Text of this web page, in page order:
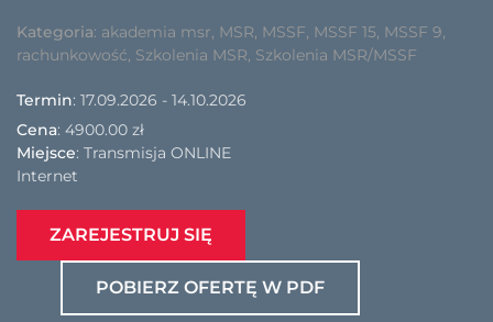
Kategoria: akademia msr, MSR, MSSF, MSSF 15, MSSF 9,
rachunkowość, Szkolenia MSR, Szkolenia MSR/MSSF
Termin: 17.09.2026 - 14.10.2026
Cena: 4900.00 zł
Miejsce: Transmisja ONLINE
Internet
ZAREJESTRUJ SIĘ
POBIERZ OFERTĘ W PDF